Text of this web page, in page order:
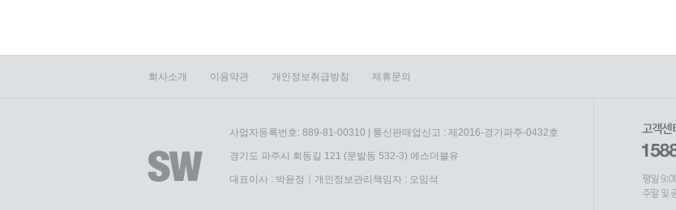
회사소개 이용약관 개인정보취급방침 제휴문의
사업자등록번호: 889-81-00310 | 통신판매업신고 : 제2016-경기파주-0432호
경기도 파주시 회동길 121 (문발동 532-3) 에스더블유
대표이사 : 박윤정ㅣ개인정보관리책임자 : 오임석